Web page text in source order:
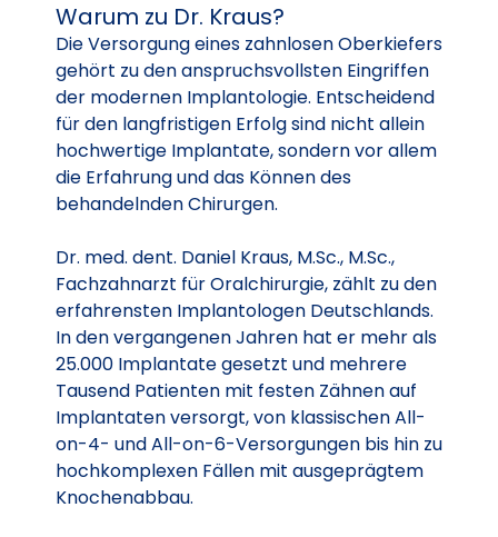
Warum zu Dr. Kraus?
Die Versorgung eines zahnlosen Oberkiefers
gehört zu den anspruchsvollsten Eingriffen
der modernen Implantologie. Entscheidend
für den langfristigen Erfolg sind nicht allein
hochwertige Implantate, sondern vor allem
die Erfahrung und das Können des
behandelnden Chirurgen.
Dr. med. dent. Daniel Kraus, M.Sc., M.Sc.,
Fachzahnarzt für Oralchirurgie, zählt zu den
erfahrensten Implantologen Deutschlands.
In den vergangenen Jahren hat er mehr als
25.000 Implantate gesetzt und mehrere
Tausend Patienten mit festen Zähnen auf
Implantaten versorgt, von klassischen All-
on-4- und All-on-6-Versorgungen bis hin zu
hochkomplexen Fällen mit ausgeprägtem
Knochenabbau.